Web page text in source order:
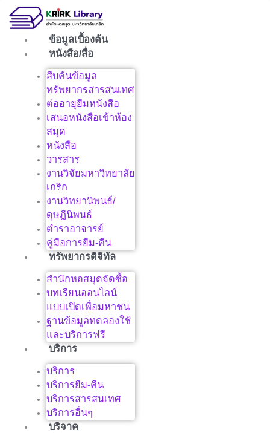
ข้อมูลเบื้องต้น
หนังสือ/สื่อ
สืบค้นข้อมูล
ทรัพยากรสารสนเทศ
ต่ออายุยืมหนังสือ
เสนอหนังสือเข้าห้อง
สมุด
หนังสือ
วารสาร
งานวิจัยมหาวิทยาลัย
เกริก
งานวิทยานิพนธ์/
ดุษฎีนิพนธ์
ตำราอาจารย์
คู่มือการยืม-คืน
ทรัพยากรดิจิทัล
สำนักหอสมุดจัดซื้อ
บทเรียนออนไลน์
แบบเปิดเพื่อมหาชน
ฐานข้อมูลทดลองใช้
และบริการฟรี
บริการ
บริการ
บริการยืม-คืน
บริการสารสนเทศ
บริการอื่นๆ
บริจาค